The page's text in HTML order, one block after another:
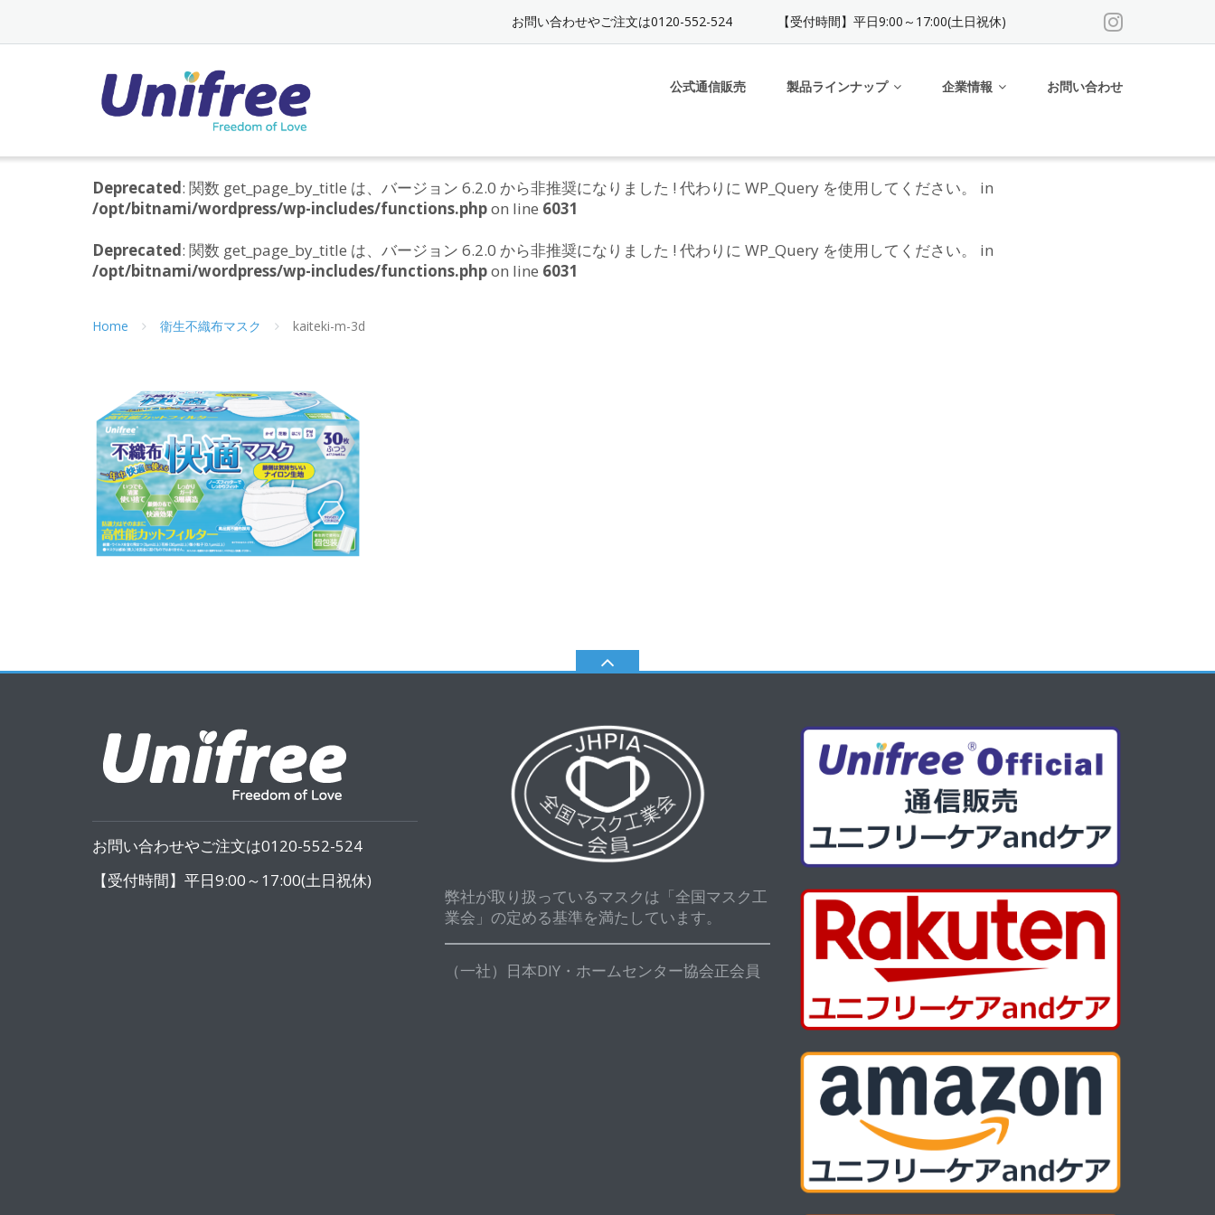
content
お問い合わせやご注文は0120-552-524 【受付時間】平日9:00～17:00(土日祝休)
公式通信販売 製品ラインナップ 企業情報 お問い合わせ
Deprecated: 関数 get_page_by_title は、バージョン 6.2.0 から非推奨になりました ! 代わりに WP_Query を使用してください。 in
/opt/bitnami/wordpress/wp-includes/functions.phpon line 6031
Deprecated: 関数 get_page_by_title は、バージョン 6.2.0 から非推奨になりました ! 代わりに WP_Query を使用してください。 in
/opt/bitnami/wordpress/wp-includes/functions.phpon line 6031
Home 衛生不織布マスク kaiteki-m-3d
お問い合わせやご注文は0120-552-524
【受付時間】平日9:00～17:00(土日祝休)
弊社が取り扱っているマスクは「全国マスク工
業会」の定める基準を満たしています。
（一社）日本DIY・ホームセンター協会正会員